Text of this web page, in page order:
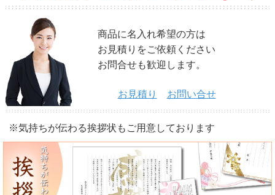
商品に名入れ希望の方は
お見積りをご依頼ください
お問合せも歓迎します。
お見積り お問い合せ
※気持ちが伝わる挨拶状もご用意しております